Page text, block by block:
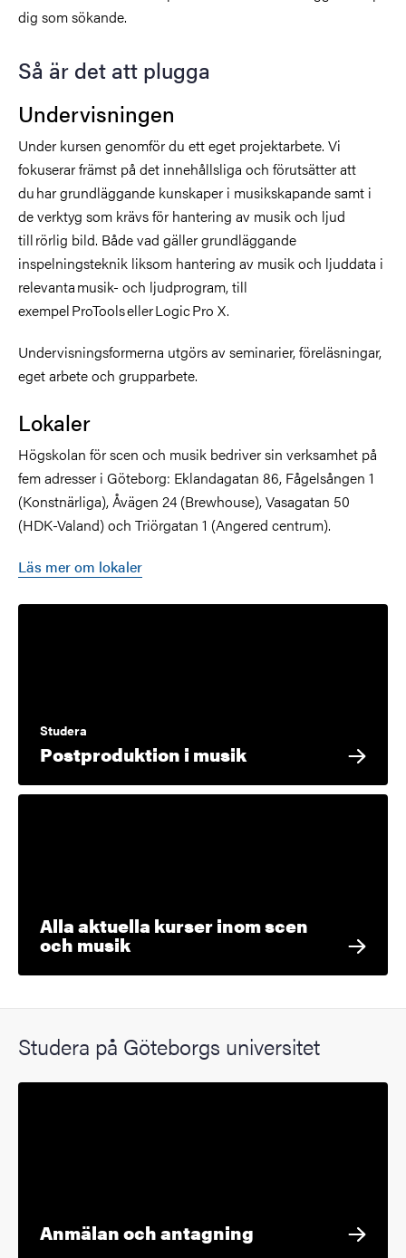
dig som sökande.
Så är det att plugga
Undervisningen
Under kursen genomför du ett eget projektarbete. Vi
fokuserar främst på det innehållsliga och förutsätter att
du har grundläggande kunskaper i musikskapande samt i
de verktyg som krävs för hantering av musik och ljud
till rörlig bild. Både vad gäller grundläggande
inspelningsteknik liksom hantering av musik och ljuddata i
relevanta musik- och ljudprogram, till
exempel ProTools eller Logic Pro X.
Undervisningsformerna utgörs av seminarier, föreläsningar,
eget arbete och grupparbete.
Lokaler
Högskolan för scen och musik bedriver sin verksamhet på
fem adresser i Göteborg: Eklandagatan 86, Fågelsången 1
(Konstnärliga), Åvägen 24 (Brewhouse), Vasagatan 50
(HDK-Valand) och Triörgatan 1 (Angered centrum).
Läs mer om lokaler
Studera
Postproduktion i musik
Alla aktuella kurser inom scen
och musik
Studera på Göteborgs universitet
Anmälan och antagning